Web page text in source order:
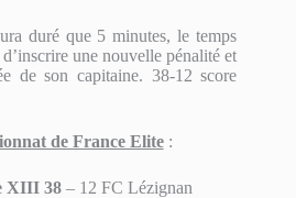
duré que 5 minutes, le temps
une nouvelle pénalité et
de son capitaine. 38-12 score
de France Elite:
XIII 38– 12 FC Lézignan